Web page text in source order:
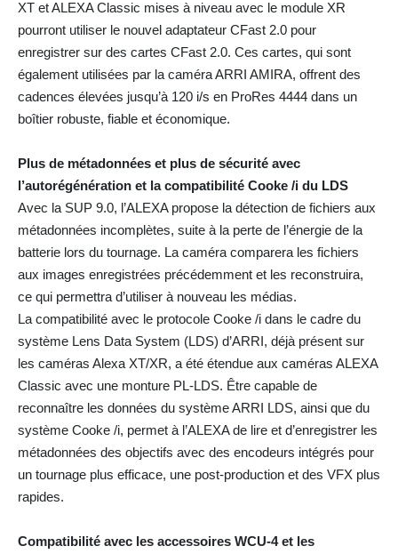
XT et ALEXA Classic mises à niveau avec le module XR
pourront utiliser le nouvel adaptateur CFast 2.0 pour
enregistrer sur des cartes CFast 2.0. Ces cartes, qui sont
également utilisées par la caméra ARRI AMIRA, offrent des
cadences élevées jusqu’à 120 i/s en ProRes 4444 dans un
boîtier robuste, fiable et économique.
Plus de métadonnées et plus de sécurité avec
l’autorégénération et la compatibilité Cooke /i du LDS
Avec la SUP 9.0, l’ALEXA propose la détection de fichiers aux
métadonnées incomplètes, suite à la perte de l’énergie de la
batterie lors du tournage. La caméra comparera les fichiers
aux images enregistrées précédemment et les reconstruira,
ce qui permettra d’utiliser à nouveau les médias.
La compatibilité avec le protocole Cooke /i dans le cadre du
système Lens Data System (LDS) d’ARRI, déjà présent sur
les caméras Alexa XT/XR, a été étendue aux caméras ALEXA
Classic avec une monture PL-LDS. Être capable de
reconnaître les données du système ARRI LDS, ainsi que du
système Cooke /i, permet à l’ALEXA de lire et d’enregistrer les
métadonnées des objectifs avec des encodeurs intégrés pour
un tournage plus efficace, une post-production et des VFX plus
rapides.
Compatibilité avec les accessoires WCU-4 et les